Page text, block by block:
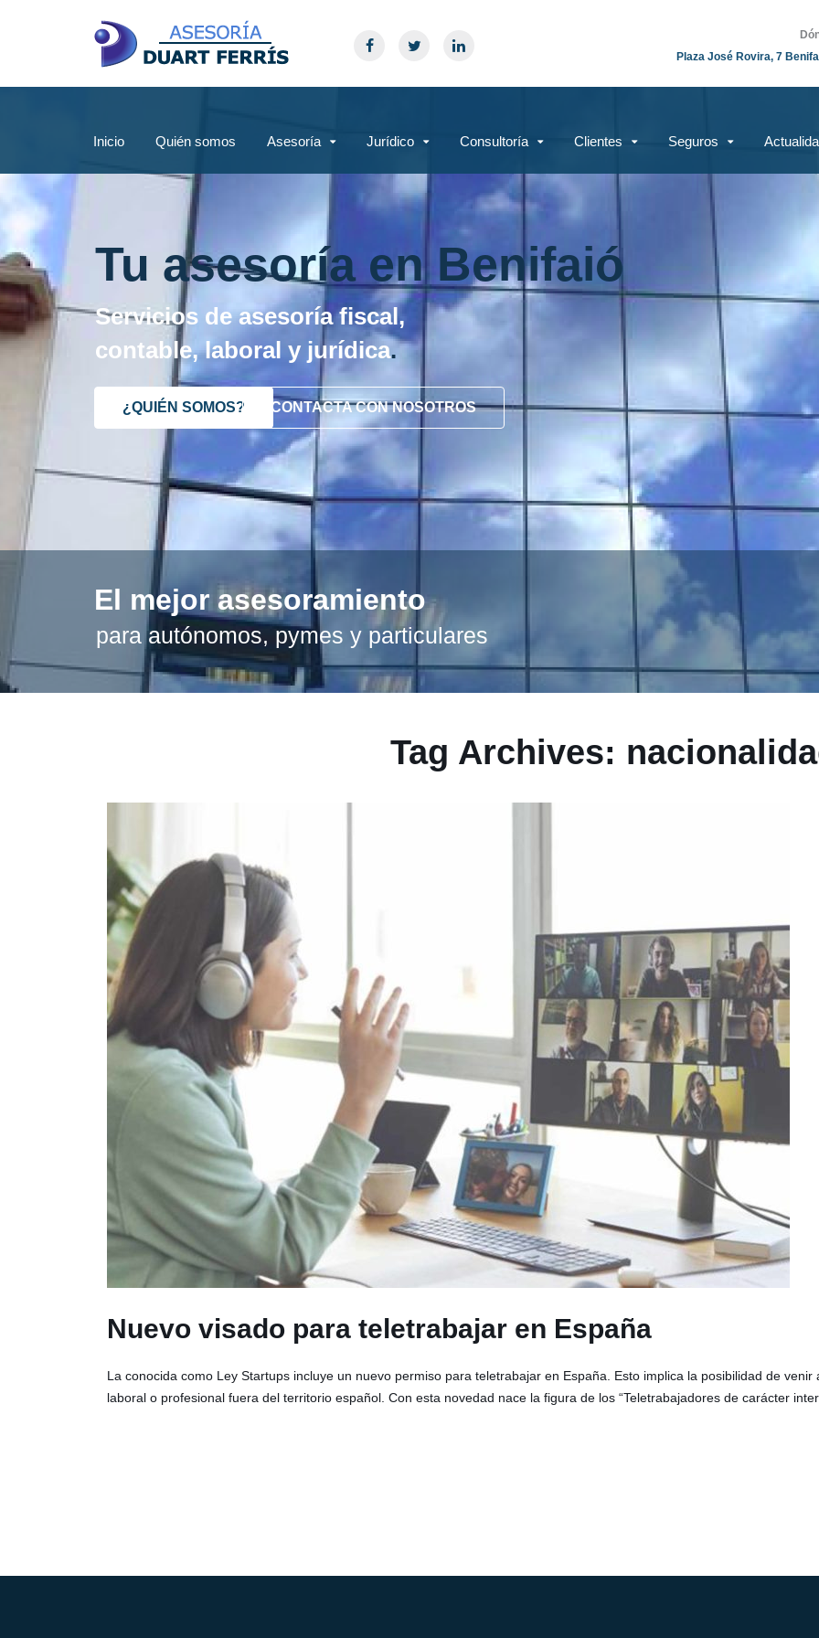
Plaza José Rovira, 7
Inicio Quién somos Asesoría Jurídico Consultoría Clientes Seguros
Tu asesoría en Benifaió
Servicios de asesoría fiscal,
contable, laboral y jurídica.
¿QUIÉN SOMOS? CONTACTA CON NOSOTROS
El mejor asesoramiento
para autónomos, pymes y particulares
Tag Archives:
Nuevo visado para teletrabajar en España
La conocida como Ley Startups incluye un nuevo permiso para teletrabajar en España. Esto implica la posibilidad de
laboral o profesional fuera del territorio español. Con esta novedad nace la figura de los “Teletrabajadores de carácter